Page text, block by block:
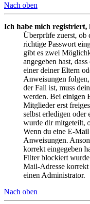
Nach oben
Ich habe mich registriert,
Überprüfe zuerst, ob
richtige Passwort
gibt es zwei
angegeben hast,
einer deiner Eltern
Anweisungen
der Fall ist, muss
werden. Bei einigen
Mitglieder erst
selbst erledigen
wurde dir mitgeteilt,
Wenn du eine E-Mail
Anweisungen.
korrekt eingegeben
Filter blockiert
Mail-Adresse
einen Administrator.
Nach oben